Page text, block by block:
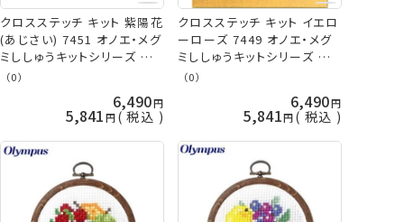
クロスステッチ キット 紫陽花
(あじさい) 7451 オノエ・メグ
ミししゅうキットシリーズ 刺
繍キット オリムパス 手芸の
（0）
6,490
5,841 税込
クロスステッチ キット イエロ
ーローズ 7449 オノエ・メグ
ミししゅうキットシリーズ 刺
繍キット オリムパス 手芸の
（0）
6,490
5,841 税込